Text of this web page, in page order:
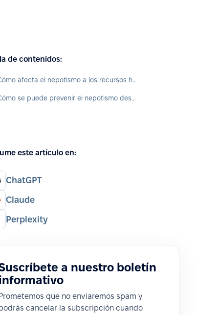
de contenidos:
¿Cómo afecta el nepotismo a los recursos humanos?
¿Cómo se puede prevenir el nepotismo desde recursos humanos?
este artículo en:
ChatGPT
Claude
Perplexity
a nuestro boletín
Prometemos que no enviaremos spam y
cancelar la subscripción cuando